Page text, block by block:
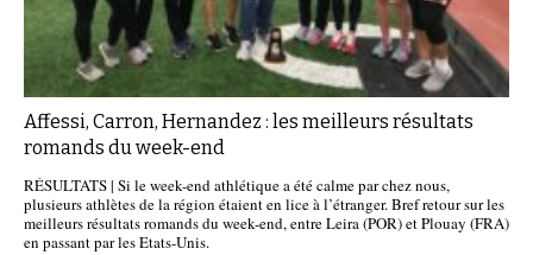
Affessi, Carron, Hernandez : les meilleurs résultats
romands du week-end
RÉSULTATS | Si le week-end athlétique a été calme par chez nous,
plusieurs athlètes de la région étaient en lice à l’étranger. Bref retour sur les
meilleurs résultats romands du week-end, entre Leira (POR) et Plouay (FRA)
en passant par les Etats-Unis.